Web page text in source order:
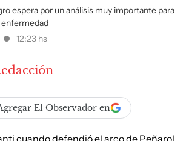
espera por un análisis muy importante para
enfermedad
12:23 hs
El Observador en